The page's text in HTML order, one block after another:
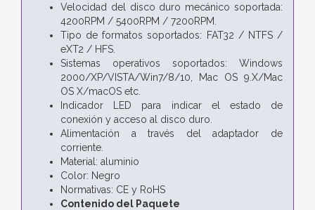
Velocidad del disco duro mecánico soportada:
4200RPM / 5400RPM / 7200RPM.
Tipo de formatos soportados: FAT32 / NTFS /
eXT2 / HFS.
Sistemas operativos soportados: Windows
2000/XP/VISTA/Win7/8/10, Mac OS 9.X/Mac
OS X/macOS etc.
Indicador LED para indicar el estado de
conexión y acceso al disco duro.
Alimentación a través del adaptador de
corriente.
Material: aluminio
Color: Negro
Normativas: CE y RoHS
Contenido del Paquete